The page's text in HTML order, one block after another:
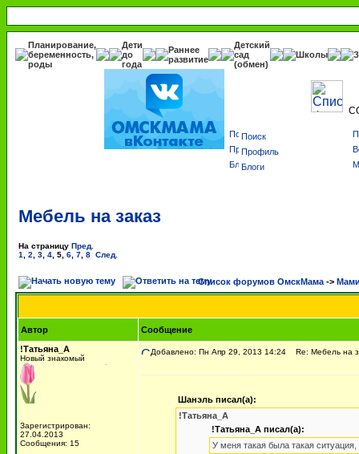
Планирование,
беременность,
роды
Дети
до
года
Раннее
развитие
Детский
сад
(обмен)
Школы
Поиск
Профиль
Блоги
Мебель на заказ
На страницу Пред.
1
2 3 4 5 6 7 8 След.
Список форумов ОмскМама ->
Автор
Сообщение
!Татьяна_А
Новый знакомый
Зарегистрирован:
27.04.2013
Сообщения: 15
Добавлено: Пн Апр 29, 2013 14:24 Re: Мебель на
Шанэль писал(а):
!Татьяна_А
!Татьяна_А писал(а):
У меня такая была такая